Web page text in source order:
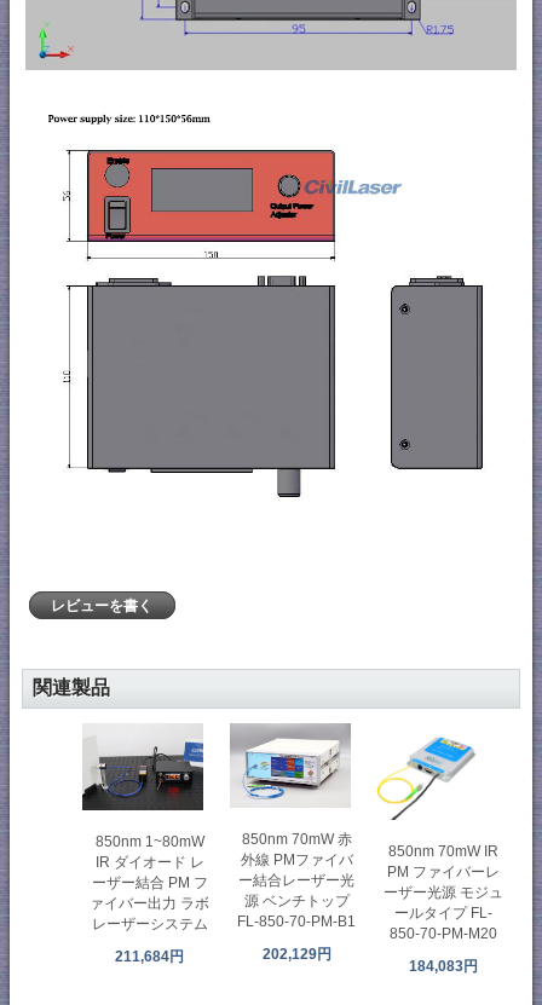
レビューを書く
関連製品
850nm 1~80mW
IR ダイオード レ
ーザー結合 PM フ
ァイバー出力 ラボ
レーザーシステム
211,684円
850nm 70mW 赤
外線 PMファイバ
ー結合レーザー光
源 ベンチトップ
FL-850-70-PM-B1
202,129円
850nm 70mW IR
PM ファイバーレ
ーザー光源 モジュ
ールタイプ FL-
850-70-PM-M20
184,083円